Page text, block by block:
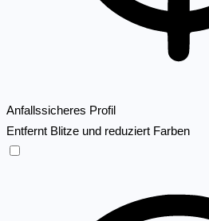
Anfallssicheres Profil
Entfernt Blitze und reduziert Farben